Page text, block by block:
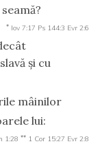
* Iov 7:17 Ps 144:3 Evr 2:6
şi cu
mâinilor
lui:
1:28 ** 1 Cor 15:27 Evr 2:8